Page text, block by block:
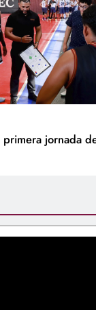
primera jornada